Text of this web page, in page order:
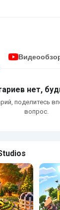
нет,
поделитесь
вопрос.